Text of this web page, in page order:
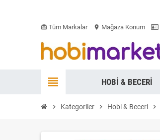
card_giftcard Tüm Markalar location_on Mağaza Konum
view_headline HOBI & BECERI
chevron_right Kategoriler chevron_right Hobi & Beceri chevron_right